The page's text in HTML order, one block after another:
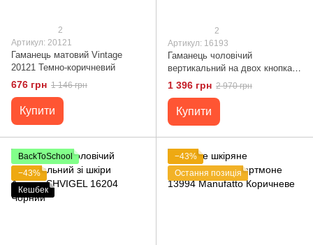
2
Артикул: 20121
Гаманець матовий Vintage
20121 Темно-коричневий
676 грн 1 146 грн
Купити
2
Артикул: 16193
Гаманець чоловічий
вертикальний на двох кнопках
SHVIGEL 16193 Коричневий
1 396 грн 2 970 грн
Купити
BackToSchool
−43%
Кешбек
−43%
Остання позиція